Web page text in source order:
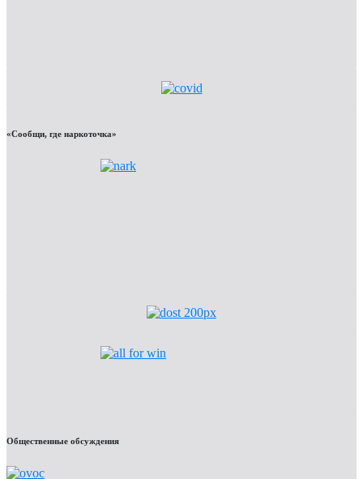
«Сообщи, где наркоточка»
Общественные обсуждения